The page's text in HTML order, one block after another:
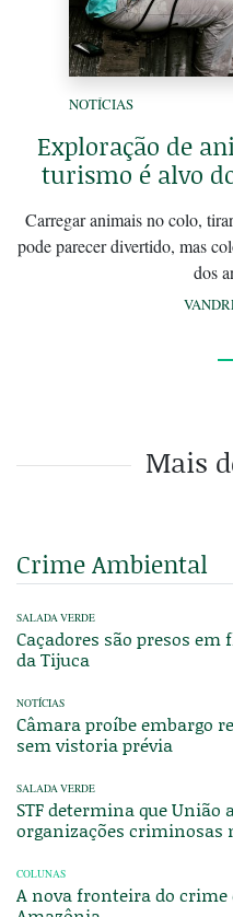
NOTÍCIAS
Exploração de
turismo é alvo
Carregar animais no colo,
pode parecer divertido, mas
dos
Mais
Crime Ambiental
SALADA VERDE
Caçadores são presos
da Tijuca
NOTÍCIAS
Câmara proíbe embargo
sem vistoria prévia
SALADA VERDE
STF determina que
organizações criminosas
COLUNAS
A nova fronteira do crime